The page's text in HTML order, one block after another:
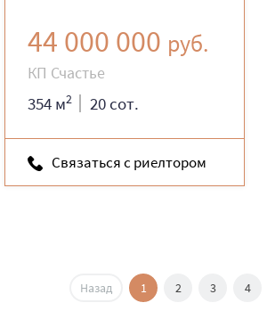
44 000 000 руб.
КП Счастье
354 м2 20 сот.
Связаться с риелтором
Назад 1 2 3 4